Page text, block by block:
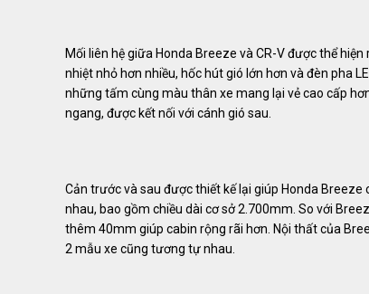
Mối liên hệ giữa Honda Breeze và CR-V được thể
nhiệt nhỏ hơn nhiều, hốc hút gió lớn hơn và đèn pha
những tấm cùng màu thân xe mang lại vẻ cao cấp
ngang, được kết nối với cánh gió sau.
Cản trước và sau được thiết kế lại giúp Honda Breeze
nhau, bao gồm chiều dài cơ sở 2.700mm. So với
thêm 40mm giúp cabin rộng rãi hơn. Nội thất của
2 mẫu xe cũng tương tự nhau.